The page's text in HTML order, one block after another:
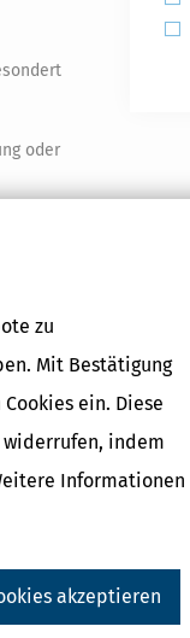
zu
Mit Bestätigung
ein. Diese
indem
Informationen
akzeptieren
oder
für die